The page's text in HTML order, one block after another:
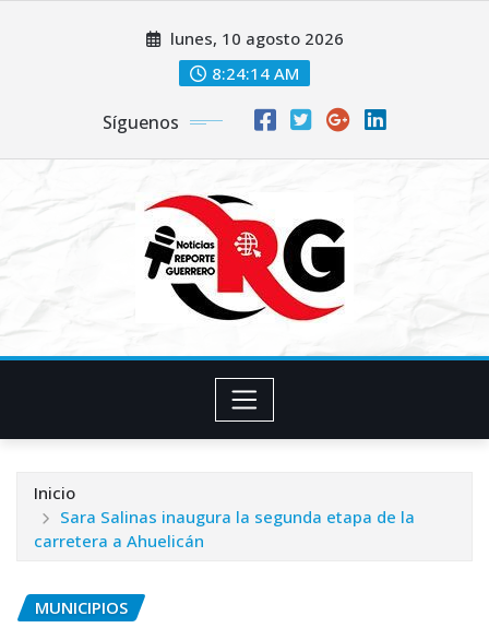
lunes, 10 agosto 2026
8:24:15 AM
Síguenos
Inicio
Sara Salinas inaugura la segunda etapa de la
carretera a Ahuelicán
MUNICIPIOS